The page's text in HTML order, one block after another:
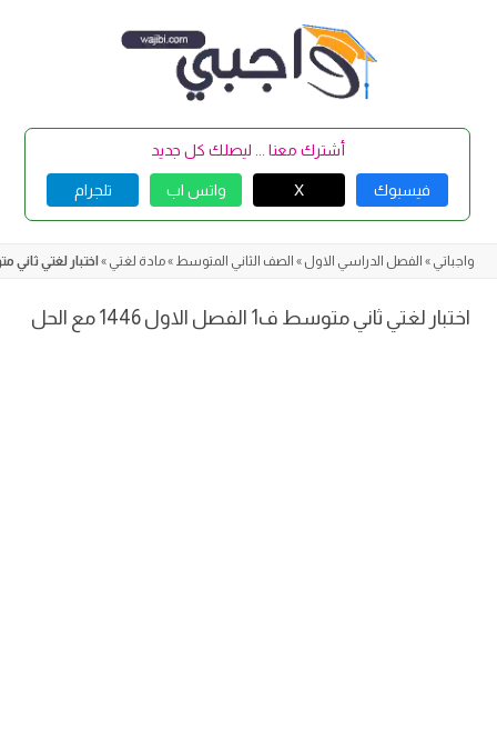
أشترك معنا ... ليصلك كل جديد
فيسبوك X واتس اب تلجرام
واجباتي » الفصل الدراسي الاول » الصف الثاني المتوسط »مادة لغتي » اختبار لغتي ثاني متوسط ف1 الفصل
اختبار لغتي ثاني متوسط ف1 الفصل الاول 1446 مع الحل